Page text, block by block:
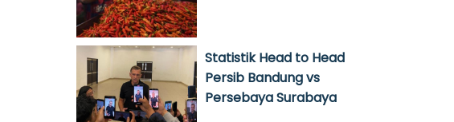
Statistik Head to Head
Persib Bandung vs
Persebaya Surabaya